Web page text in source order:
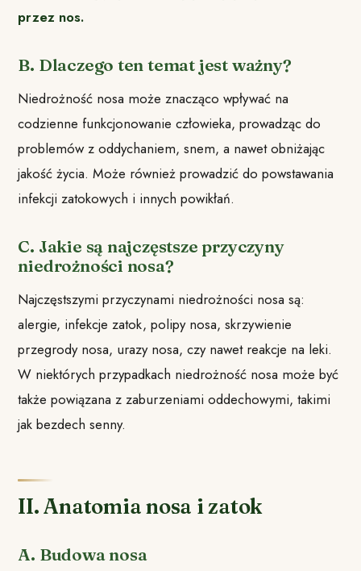
przez nos.
B. Dlaczego ten temat jest ważny?
Niedrożność nosa może znacząco wpływać na
codzienne funkcjonowanie człowieka, prowadząc do
problemów z oddychaniem, snem, a nawet obniżając
jakość życia. Może również prowadzić do powstawania
infekcji zatokowych i innych powikłań.
C. Jakie są najczęstsze przyczyny
niedrożności nosa?
Najczęstszymi przyczynami niedrożności nosa są:
alergie, infekcje zatok, polipy nosa, skrzywienie
przegrody nosa, urazy nosa, czy nawet reakcje na leki.
W niektórych przypadkach niedrożność nosa może być
także powiązana z zaburzeniami oddechowymi, takimi
jak bezdech senny.
II. Anatomia nosa i zatok
A. Budowa nosa